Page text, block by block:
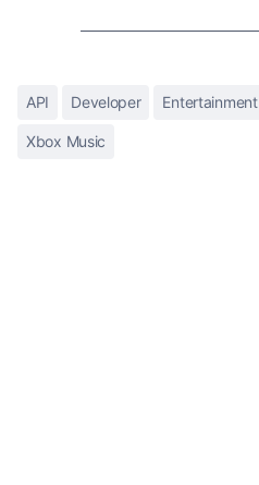
API Developer Entertainment
Xbox Music